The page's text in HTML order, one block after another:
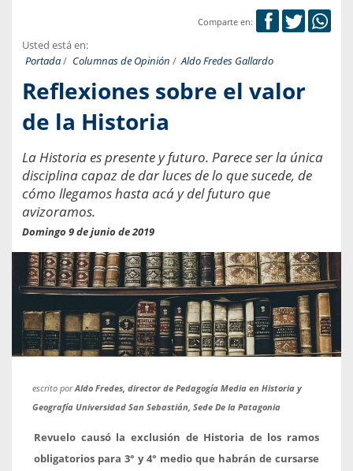
Comparte en:
Usted está en:
Portada/ Columnas de Opinión / Aldo Fredes Gallardo
Reflexiones sobre el valor
de la Historia
La Historia es presente y futuro. Parece ser la única
disciplina capaz de dar luces de lo que sucede, de
cómo llegamos hasta acá y del futuro que
avizoramos.
Domingo 9 de junio de 2019
escrito porAldo Fredes, director de Pedagogía Media en Historia y
Geografía Universidad San Sebastián, Sede De la Patagonia
Revuelo causó la exclusión de Historia de los ramos
obligatorios para 3° y 4° medio que habrán de cursarse